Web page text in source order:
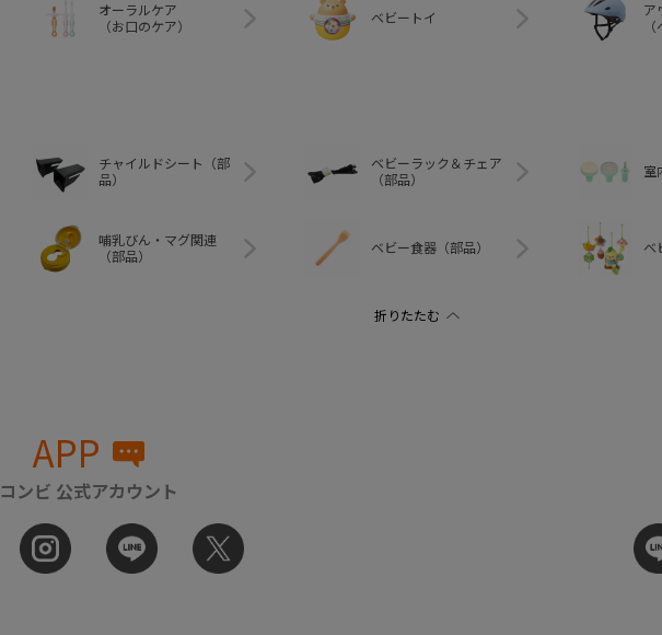
オーラルケア
（お口のケア）
ベビートイ
ア
チャイルドシート（部
品）
ベビーラック＆チェア
（部品）
室
哺乳びん・マグ関連
（部品）
ベビー食器（部品） ベ
APP
コンビ 公式アカウント